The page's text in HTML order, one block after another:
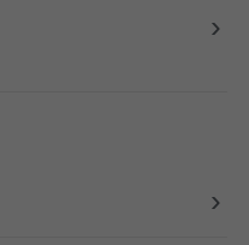
›
›